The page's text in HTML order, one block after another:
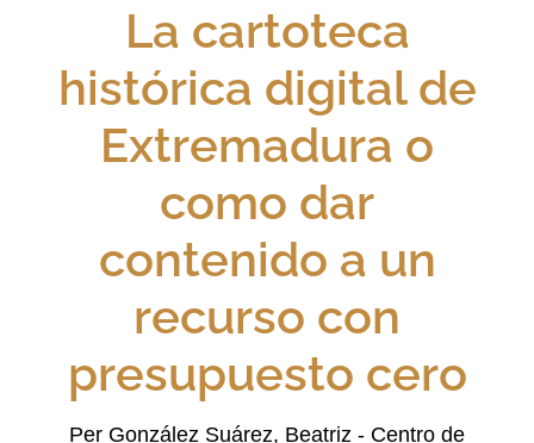
La cartoteca
histórica digital de
Extremadura o
como dar
contenido a un
recurso con
presupuesto cero
Per González Suárez, Beatriz - Centro de